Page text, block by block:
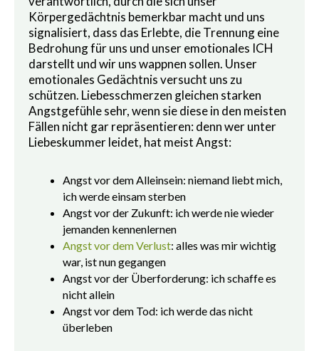
Körpergedächtnis bemerkbar macht und uns
signalisiert, dass das Erlebte, die Trennung eine
Bedrohung für uns und unser emotionales ICH
darstellt und wir uns wappnen sollen. Unser
emotionales Gedächtnis versucht uns zu
schützen. Liebesschmerzen gleichen starken
Angstgefühle sehr, wenn sie diese in den meisten
Fällen nicht gar repräsentieren: denn wer unter
Liebeskummer leidet, hat meist Angst:
Angst vor dem Alleinsein: niemand liebt mich,
ich werde einsam sterben
Angst vor der Zukunft: ich werde nie wieder
jemanden kennenlernen
Angst vor dem Verlust: alles was mir wichtig
war, ist nun gegangen
Angst vor der Überforderung: ich schaffe es
nicht allein
Angst vor dem Tod: ich werde das nicht
überleben